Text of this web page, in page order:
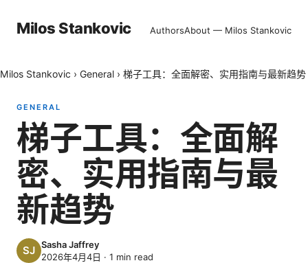
Milos Stankovic AuthorsAbout — Milos Stankovic
Milos Stankovic › General › 梯子工具：全面解密、实用指南与最新趋势
GENERAL
梯子工具：全面解
密、实用指南与最
新趋势
Sasha Jaffrey
2026年4月4日 · 1 min read